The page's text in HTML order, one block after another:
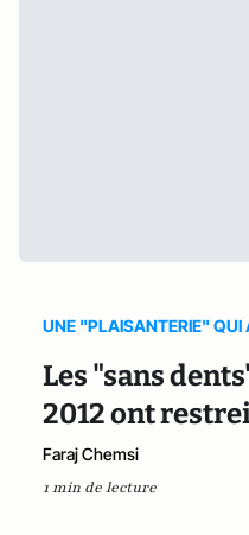
UNE "PLAISANTERIE" QUI
Les "sans
2012 ont
Faraj Chemsi
1 min de lecture